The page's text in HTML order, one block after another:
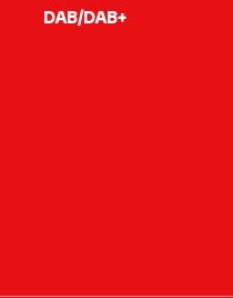
DAB/DAB+